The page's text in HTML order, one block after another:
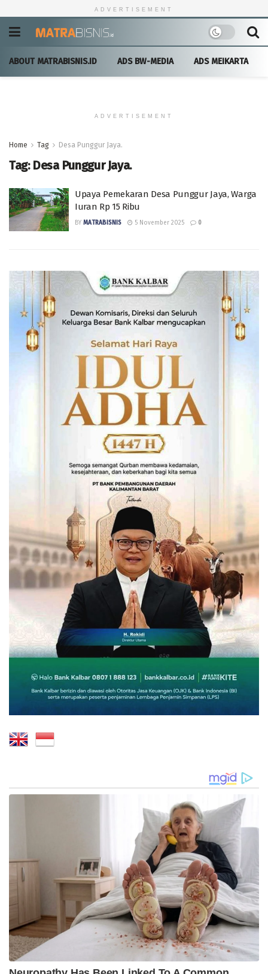
ADVERTISEMENT
ABOUT MATRABISNIS.ID ADS BW-MEDIA ADS MEIKARTA
ADVERTISEMENT
Home Tag Desa Punggur Jaya.
Tag: Desa Punggur Jaya.
Upaya Pemekaran Desa Punggur Jaya, Warga
Iuran Rp 15 Ribu
BY MATRABISNIS 5 November 2025 0